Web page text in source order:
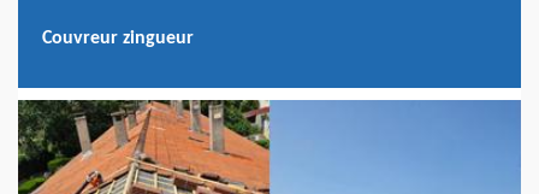
Couvreur zingueur